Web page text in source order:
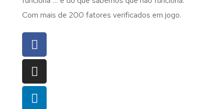
Com mais de 200 fatores verificados em jogo.